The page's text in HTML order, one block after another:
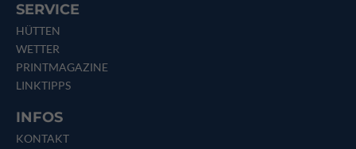
SERVICE
HÜTTEN
WETTER
PRINTMAGAZINE
LINKTIPPS
INFOS
KONTAKT